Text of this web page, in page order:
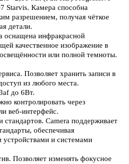
Starvis. Камера способна
разрешением, получая чёткое
детали.
оснащена инфракрасной
качественное изображение в
или полной темноты.
Позволяет хранить записи в
из любого места.
до 6Вт.
контролировать через
веб-интерфейс.
стандартов. Camera поддерживает
обеспечивая
устройствами и системами
Позволяет изменять фокусное